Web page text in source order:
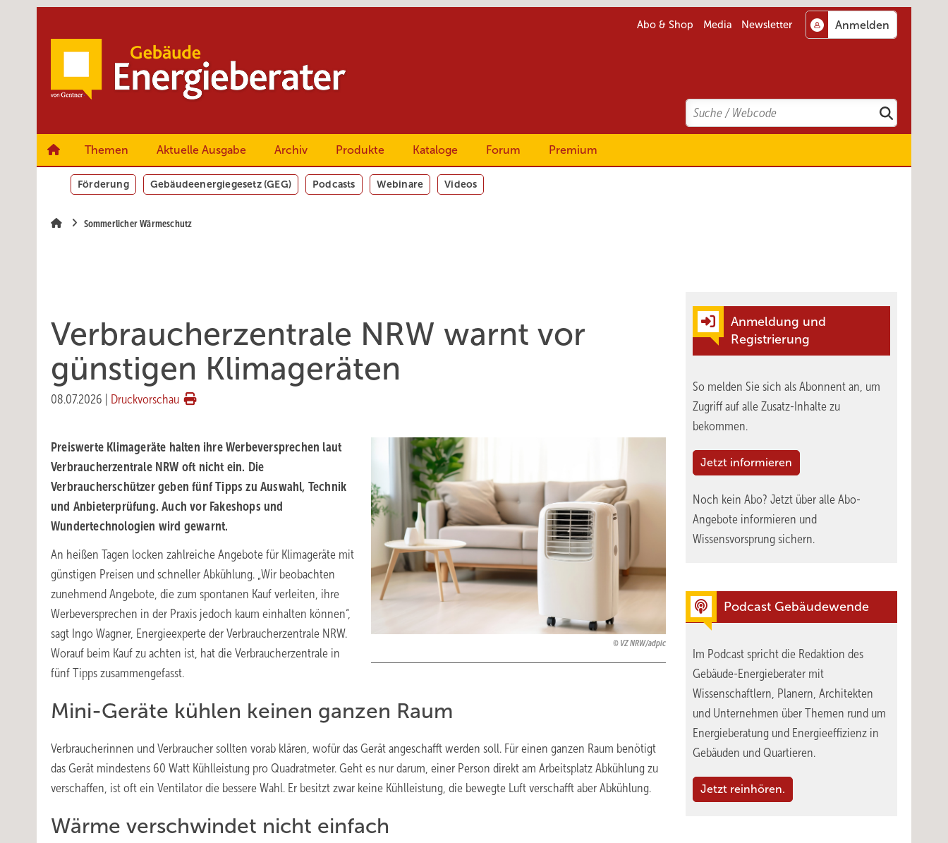
Abo & Shop Media Newsletter
Search
Suchen
Themen Aktuelle Ausgabe Archiv Produkte Kataloge Forum Premium
Förderung Gebäudeenergiegesetz (GEG) Podcasts Webinare Videos
Sommerlicher Wärmeschutz
Verbraucherzentrale NRW warnt vor
günstigen Klimageräten
08.07.2026 Druckvorschau
VZ NRW/adpic
Preiswerte Klimageräte halten ihre Werbeversprechen laut
Verbraucherzentrale NRW oft nicht ein. Die
Verbraucherschützer geben fünf Tipps zu Auswahl, Technik
und Anbieterprüfung. Auch vor Fakeshops und
Wundertechnologien wird gewarnt.
An heißen Tagen locken zahlreiche Angebote für Klimageräte mit
günstigen Preisen und schneller Abkühlung. „Wir beobachten
zunehmend Angebote, die zum spontanen Kauf verleiten, ihre
Werbeversprechen in der Praxis jedoch kaum einhalten können“,
sagt Ingo Wagner, Energieexperte der Verbraucherzentrale NRW.
Worauf beim Kauf zu achten ist, hat die Verbraucherzentrale in
fünf Tipps zusammengefasst.
Mini-Geräte kühlen keinen ganzen Raum
Verbraucherinnen und Verbraucher sollten vorab klären, wofür das Gerät angeschafft werden soll. Für einen ganzen Raum benötigt
das Gerät mindestens 60 Watt Kühlleistung pro Quadratmeter. Geht es nur darum, einer Person direkt am Arbeitsplatz Abkühlung zu
verschaffen, ist oft ein Ventilator die bessere Wahl. Er besitzt zwar keine Kühlleistung, die bewegte Luft verschafft aber Abkühlung.
Wärme verschwindet nicht einfach
Anmeldung und
Registrierung
So melden Sie sich als Abonnent an, um
Zugriff auf alle Zusatz-Inhalte zu
bekommen.
Jetzt informieren
Noch kein Abo? Jetzt über alle Abo-
Angebote informieren und
Wissensvorsprung sichern.
Podcast Gebäudewende
Im Podcast spricht die Redaktion des
Gebäude-Energieberater mit
Wissenschaftlern, Planern, Architekten
und Unternehmen über Themen rund um
Energieberatung und Energieeffizienz in
Gebäuden und Quartieren.
Jetzt reinhören.